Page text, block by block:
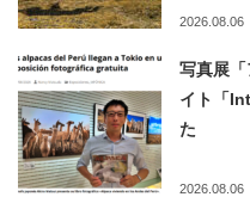
2026.08.06
写真展
イト「
た
2026.08.06